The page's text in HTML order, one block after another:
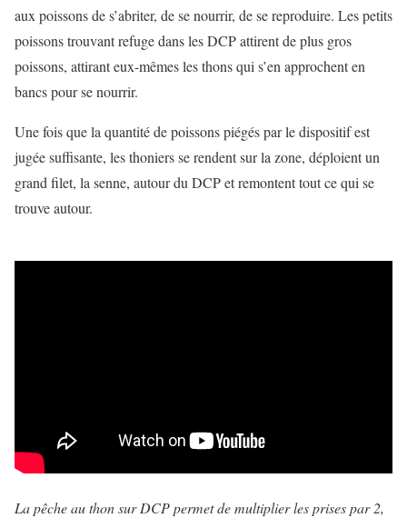
aux poissons de s’abriter, de se nourrir, de se reproduire. Les petits
poissons trouvant refuge dans les DCP attirent de plus gros
poissons, attirant eux-mêmes les thons qui s’en approchent en
bancs pour se nourrir.
Une fois que la quantité de poissons piégés par le dispositif est
jugée suffisante, les thoniers se rendent sur la zone, déploient un
grand filet, la senne, autour du DCP et remontent tout ce qui se
trouve autour.
La pêche au thon sur DCP permet de multiplier les prises par 2,